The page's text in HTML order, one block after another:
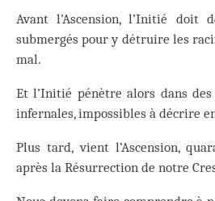
Avant l’Ascension, l’Initié doit
submergés pour y détruire les
mal.
Et l’Initié pénètre alors dans
infernales, impossibles à décrire
Plus tard, vient l’Ascension,
après la Résurrection de notre